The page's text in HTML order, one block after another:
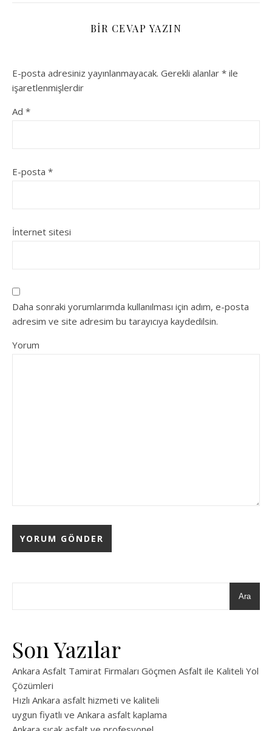
BIR CEVAP YAZIN
E-posta adresiniz yayınlanmayacak. Gerekli alanlar * ile
işaretlenmişlerdir
Ad *
E-posta *
İnternet sitesi
Daha sonraki yorumlarımda kullanılması için adım, e-posta
adresim ve site adresim bu tarayıcıya kaydedilsin.
Yorum
Ara
Son Yazılar
Ankara Asfalt Tamirat Firmaları Göçmen Asfalt ile Kaliteli Yol
Çözümleri
Hızlı Ankara asfalt hizmeti ve kaliteli
uygun fiyatlı ve Ankara asfalt kaplama